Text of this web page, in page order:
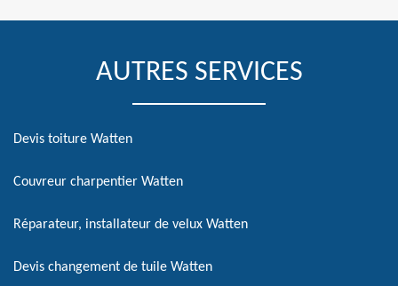
AUTRES SERVICES
Devis toiture Watten
Couvreur charpentier Watten
Réparateur, installateur de velux Watten
Devis changement de tuile Watten